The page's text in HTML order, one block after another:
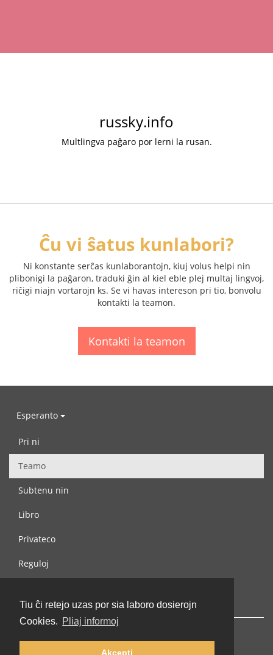
Tiu ĉi retejo uzas por sia laboro dosierojn
Cookies. Pliaj informoj
Akcepti
russky.info
Multlingva paĝaro por lerni la rusan.
Ĉu vi ŝatus kunlabori?
Ni konstante serĉas kunlaborantojn, kiuj volus helpi nin
plibonigi la paĝaron, traduki ĝin al kiel eble plej multaj lingvoj,
riĉigi niajn vortarojn ks. Se vi havas intereson pri tio, bonvolu
kontakti la teamon.
Kontakti la teamon
Esperanto
Pri ni
Teamo
Subtenu nin
Libro
Privateco
Reguloj